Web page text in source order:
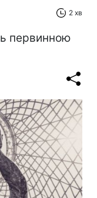
2 хв
первинною